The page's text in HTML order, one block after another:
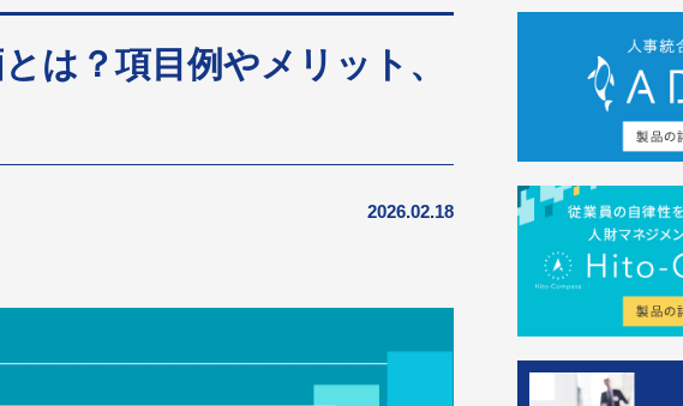
は？項目例やメリット、
2026.02.18